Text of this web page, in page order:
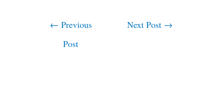
← Previous
Post
Next Post →